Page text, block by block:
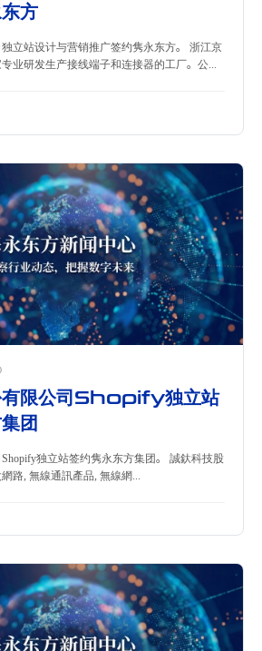
方
立站设计与营销推广签约隽永东方。 浙江京
业研发生产接线端子和连接器的工厂。公...
有限公司Shopify独立站
团
独立站签约隽永东方集团。 誠釱科技股
路, 無線通訊產品, 無線網...